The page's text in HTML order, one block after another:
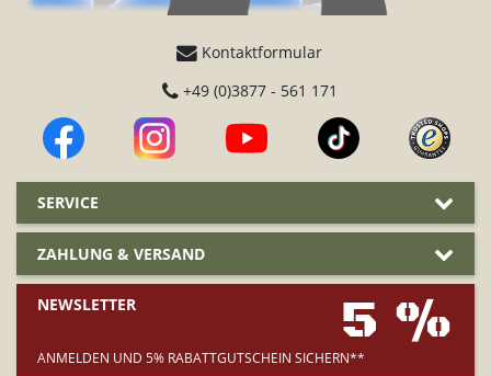
Kontaktformular
+49 (0)3877 - 561 171
SERVICE
ZAHLUNG & VERSAND
NEWSLETTER 5 %
ANMELDEN UND 5% RABATTGUTSCHEIN SICHERN**